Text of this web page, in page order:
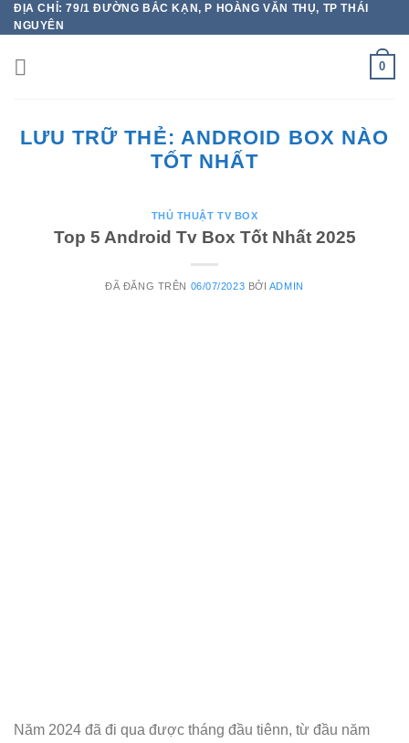
Chuyển
đến
nội
dung
ĐỊA CHỈ: 79/1 ĐƯỜNG BẮC KẠN, P HOÀNG VĂN THỤ, TP THÁI
NGUYÊN
0
LƯU TRỮ THẺ: ANDROID BOX NÀO
TỐT NHẤT
THỦ THUẬT TV BOX
Top 5 Android Tv Box Tốt Nhất 2025
ĐÃ ĐĂNG TRÊN 06/07/2023 BỞI ADMIN
Năm 2024 đã đi qua được tháng đầu tiênn, từ đầu năm